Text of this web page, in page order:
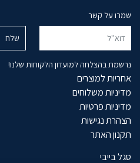
שמרו על קשר
נרשמת בהצלחה למועדון הלקוחות שלנו!
אחריות למוצרים
מדיניות משלוחים
מדיניות פרטיות
הצהרת נגישות
תקנון האתר
סגל בייבי